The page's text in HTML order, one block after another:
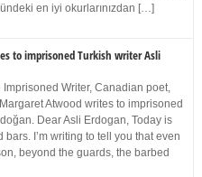
en iyi okurlarınızdan […]
to imprisoned Turkish writer Asli
Imprisoned Writer, Canadian poet,
Atwood writes to imprisoned
Dear Asli Erdogan, Today is
I’m writing to tell you that even
beyond the guards, the barbed